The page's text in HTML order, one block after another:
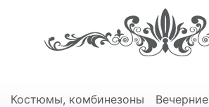
Костюмы, комбинезоны Вечерние